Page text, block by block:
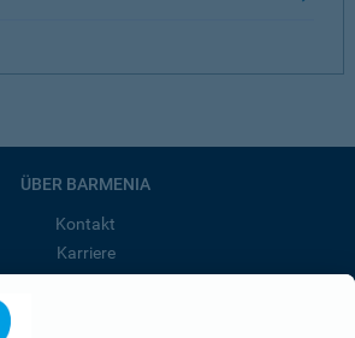
ÜBER BARMENIA
Kontakt
Karriere